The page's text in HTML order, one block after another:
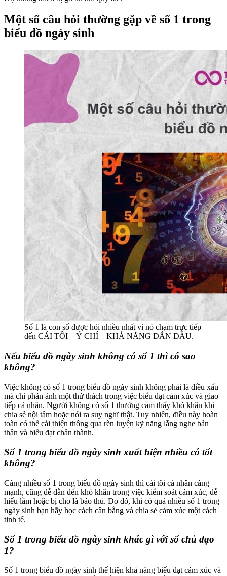
Một số câu hỏi thường gặp về số 1 trong
biểu đồ ngày sinh
Số 1 là con số được hỏi nhiều nhất vì nó chạm trực tiếp
đến CÁI TÔI – Ý CHÍ – KHẢ NĂNG DẪN ĐẦU.
Nếu biểu đồ ngày sinh không có số 1 thì có sao
không?
Việc không có số 1 trong biểu đồ ngày sinh không phải là điều xấu
mà chỉ phản ánh một thử thách trong việc biểu đạt cảm xúc và giao
tiếp cá nhân. Người không có số 1 thường cảm thấy khó khăn khi
chia sẻ nội tâm hoặc nói ra suy nghĩ thật. Tuy nhiên, điều này hoàn
toàn có thể cải thiện thông qua rèn luyện kỹ năng lắng nghe bản
thân và biểu đạt chân thành.
Số 1 trong biểu đồ ngày sinh xuất hiện nhiều có tốt
không?
Càng nhiều số 1 trong biểu đồ ngày sinh thì cái tôi cá nhân càng
mạnh, cũng dễ dẫn đến khó khăn trong việc kiểm soát cảm xúc, dễ
hiểu lầm hoặc bị cho là bảo thủ. Do đó, khi có quá nhiều số 1 trong
ngày sinh bạn hãy học cách cân bằng và chia sẻ cảm xúc một cách
tinh tế.
Số 1 trong biểu đồ ngày sinh khác gì với số chủ đạo
1?
Số 1 trong biểu đồ ngày sinh thể hiện khả năng biểu đạt cảm xúc và